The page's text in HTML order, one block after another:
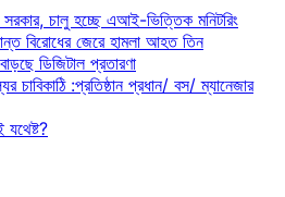
চালু হচ্ছে এআই-ভিত্তিক মনিটরিং
বিরোধের জেরে হামলা আহত তিন
ডিজিটাল প্রতারণা
চাবিকাঠি :প্রতিষ্ঠান প্রধান/ বস/ ম্যানেজার